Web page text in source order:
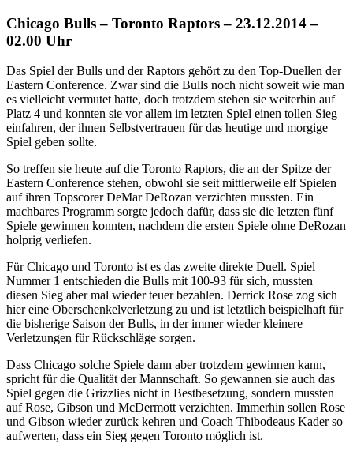
Chicago Bulls – Toronto Raptors – 23.12.2014 –
02.00 Uhr
Das Spiel der Bulls und der Raptors gehört zu den Top-Duellen der
Eastern Conference. Zwar sind die Bulls noch nicht soweit wie man
es vielleicht vermutet hatte, doch trotzdem stehen sie weiterhin auf
Platz 4 und konnten sie vor allem im letzten Spiel einen tollen Sieg
einfahren, der ihnen Selbstvertrauen für das heutige und morgige
Spiel geben sollte.
So treffen sie heute auf die Toronto Raptors, die an der Spitze der
Eastern Conference stehen, obwohl sie seit mittlerweile elf Spielen
auf ihren Topscorer DeMar DeRozan verzichten mussten. Ein
machbares Programm sorgte jedoch dafür, dass sie die letzten fünf
Spiele gewinnen konnten, nachdem die ersten Spiele ohne DeRozan
holprig verliefen.
Für Chicago und Toronto ist es das zweite direkte Duell. Spiel
Nummer 1 entschieden die Bulls mit 100-93 für sich, mussten
diesen Sieg aber mal wieder teuer bezahlen. Derrick Rose zog sich
hier eine Oberschenkelverletzung zu und ist letztlich beispielhaft für
die bisherige Saison der Bulls, in der immer wieder kleinere
Verletzungen für Rückschläge sorgen.
Dass Chicago solche Spiele dann aber trotzdem gewinnen kann,
spricht für die Qualität der Mannschaft. So gewannen sie auch das
Spiel gegen die Grizzlies nicht in Bestbesetzung, sondern mussten
auf Rose, Gibson und McDermott verzichten. Immerhin sollen Rose
und Gibson wieder zurück kehren und Coach Thibodeaus Kader so
aufwerten, dass ein Sieg gegen Toronto möglich ist.